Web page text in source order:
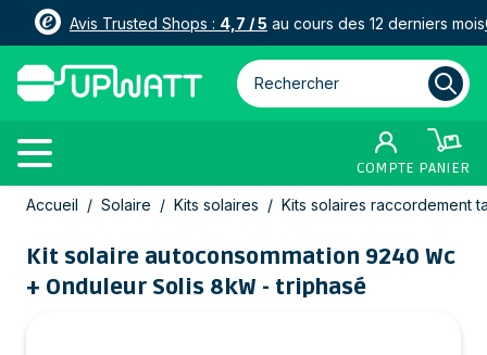
Avis Trusted Shops : 4,7 / 5 au cours des 12 derniers mois
Rechercher parmi plus de
COMPTE PANIER
Allez au contenu
Accueil / Solaire / Kits solaires / Kits solaires raccordement
Kit solaire autoconsommation 9240 Wc
+ Onduleur Solis 8kW - triphasé